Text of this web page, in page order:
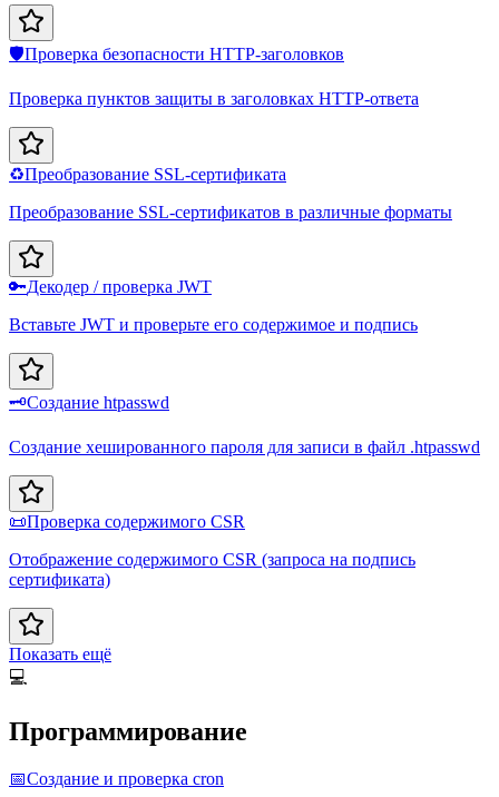
🛡️Проверка безопасности HTTP-заголовков
Проверка пунктов защиты в заголовках HTTP-ответа
♻️Преобразование SSL-сертификата
Преобразование SSL-сертификатов в различные форматы
🔑Декодер / проверка JWT
Вставьте JWT и проверьте его содержимое и подпись
🗝️Создание htpasswd
Создание хешированного пароля для записи в файл .htpasswd
📜Проверка содержимого CSR
Отображение содержимого CSR (запроса на подпись
сертификата)
Показать ещё
💻
Программирование
📅Создание и проверка cron